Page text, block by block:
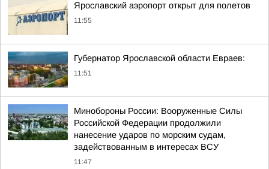
Ярославский аэропорт открыт для полетов
11:55
Губернатор Ярославской области Евраев:
11:51
Минобороны России: Вооруженные Силы
Российской Федерации продолжили
нанесение ударов по морским судам,
задействованным в интересах ВСУ
11:47